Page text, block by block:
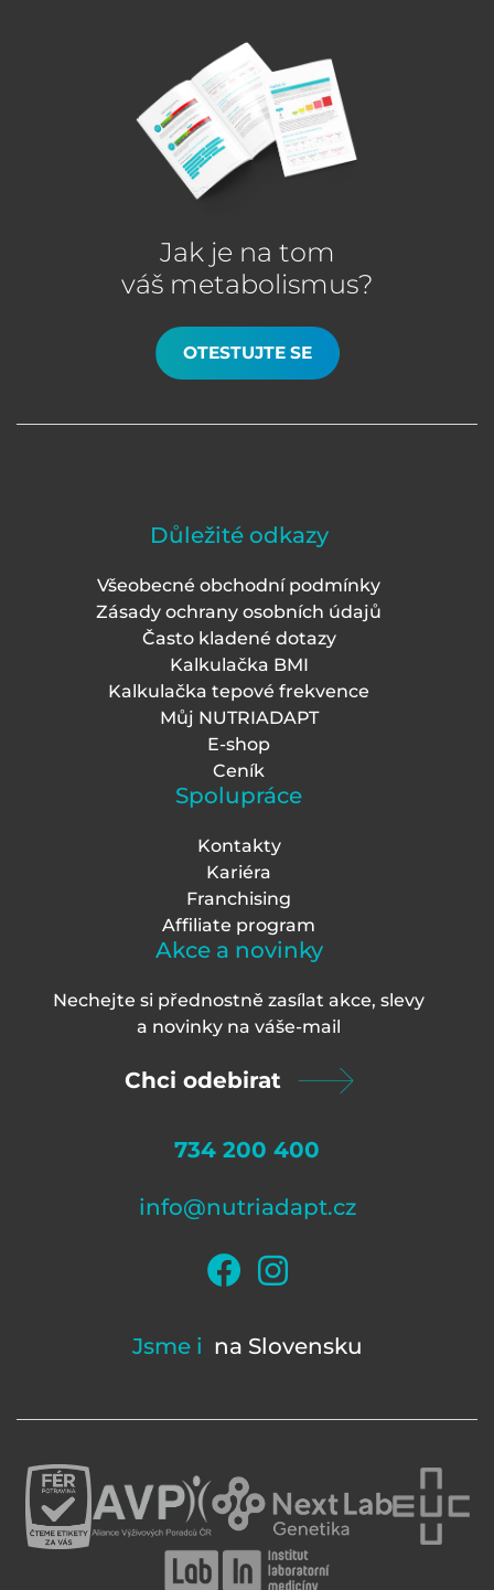
Jak je na tom
váš metabolismus?
OTESTUJTE SE
Důležité odkazy
Všeobecné obchodní podmínky
Zásady ochrany osobních údajů
Často kladené dotazy
Kalkulačka BMI
Kalkulačka tepové frekvence
Můj NUTRIADAPT
E-shop
Ceník
Spolupráce
Kontakty
Kariéra
Franchising
Affiliate program
Akce a novinky
Nechejte si přednostně zasílat akce, slevy
a novinky na váše-mail
Chci odebirat
734 200 400
info@nutriadapt.cz
Jsme i na Slovensku